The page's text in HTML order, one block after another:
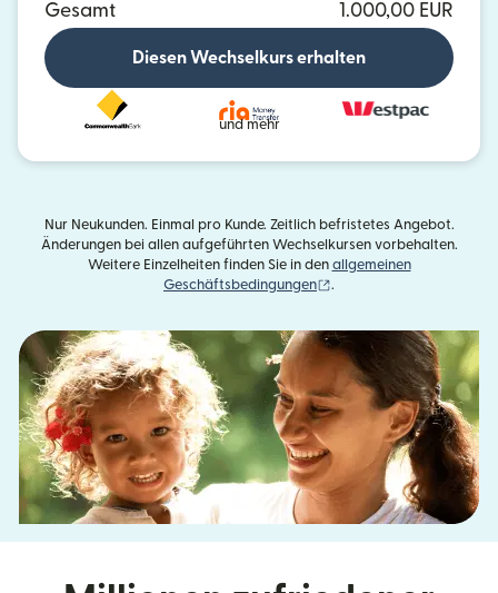
Gesamt
1.000,00 EUR
Diesen Wechselkurs erhalten
und mehr
Nur Neukunden. Einmal pro Kunde. Zeitlich befristetes Angebot.
Änderungen bei allen aufgeführten Wechselkursen vorbehalten.
Weitere Einzelheiten finden Sie in den allgemeinen
Geschäftsbedingungen
.